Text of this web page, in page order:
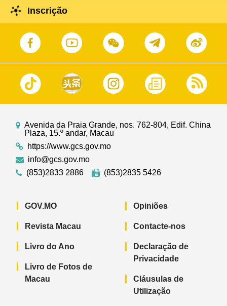
Inscrição
Avenida da Praia Grande, nos. 762-804, Edif. China
Plaza, 15.º andar, Macau
https://www.gcs.gov.mo
info@gcs.gov.mo
(853)2833 2886
(853)2835 5426
GOV.MO
Revista Macau
Livro do Ano
Livro de Fotos de
Macau
Opiniões
Contacte-nos
Declaração de
Privacidade
Cláusulas de
Utilização